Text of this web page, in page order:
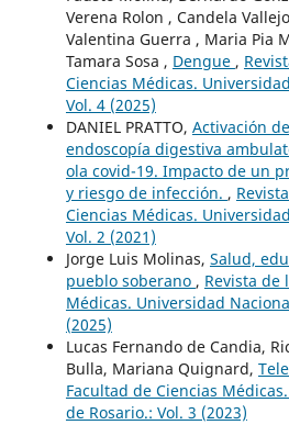
Verena Rolon , Candela
Valentina Guerra , Maria Pia
Tamara Sosa , Dengue ,
Ciencias Médicas.
Vol. 4 (2025)
DANIEL PRATTO, Activación
endoscopía digestiva
ola covid-19. Impacto de un
y riesgo de infección. ,
Ciencias Médicas.
Vol. 2 (2021)
Jorge Luis Molinas, Salud,
pueblo soberano , Revista de
Médicas. Universidad
(2025)
Lucas Fernando de Candia,
Bulla, Mariana Quignard,
Facultad de Ciencias
de Rosario.: Vol. 3 (2023)